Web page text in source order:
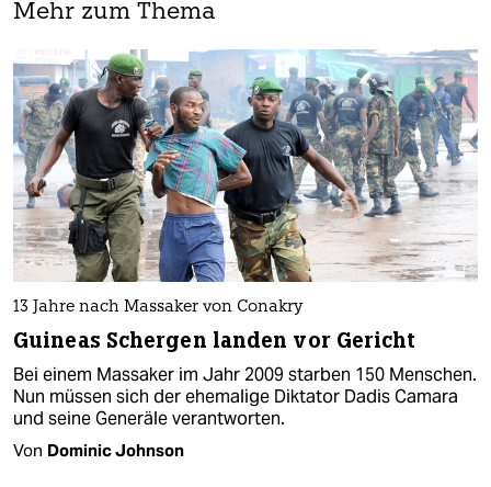
Mehr zum Thema
13 Jahre nach Massaker von Conakry
Guineas Schergen landen vor Gericht
Bei einem Massaker im Jahr 2009 starben 150 Menschen.
Nun müssen sich der ehemalige Diktator Dadis Camara
und seine Generäle verantworten.
Von Dominic Johnson